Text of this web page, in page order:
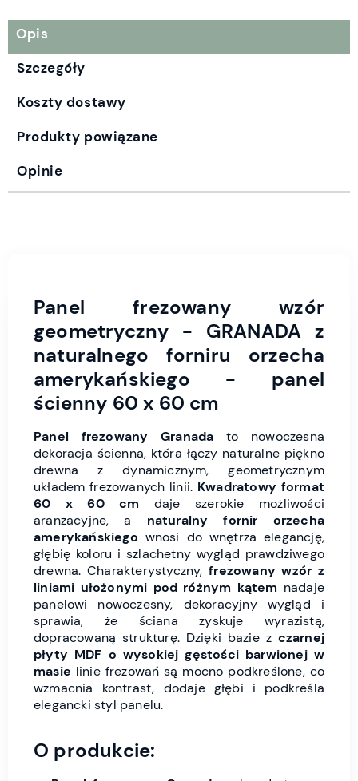
Opis
Szczegóły
Koszty dostawy
Produkty powiązane
Opinie
Panel frezowany wzór
geometryczny - GRANADA z
naturalnego forniru orzecha
amerykańskiego - panel
ścienny 60 x 60 cm
Panel frezowany Granada to nowoczesna
dekoracja ścienna, która łączy naturalne piękno
drewna z dynamicznym, geometrycznym
układem frezowanych linii. Kwadratowy format
60 x 60 cm daje szerokie możliwości
aranżacyjne, a naturalny fornir orzecha
amerykańskiego wnosi do wnętrza elegancję,
głębię koloru i szlachetny wygląd prawdziwego
drewna. Charakterystyczny,frezowany wzór z
liniami ułożonymi pod różnym kątem nadaje
panelowi nowoczesny, dekoracyjny wygląd i
sprawia, że ściana zyskuje wyrazistą,
dopracowaną strukturę. Dzięki bazie z czarnej
płyty MDF o wysokiej gęstości barwionej w
masie linie frezowań są mocno podkreślone, co
wzmacnia kontrast, dodaje głębi i podkreśla
elegancki styl panelu.
O produkcie: